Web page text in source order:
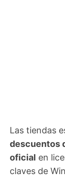
Las tiendas
descuentos
oficial en
claves de